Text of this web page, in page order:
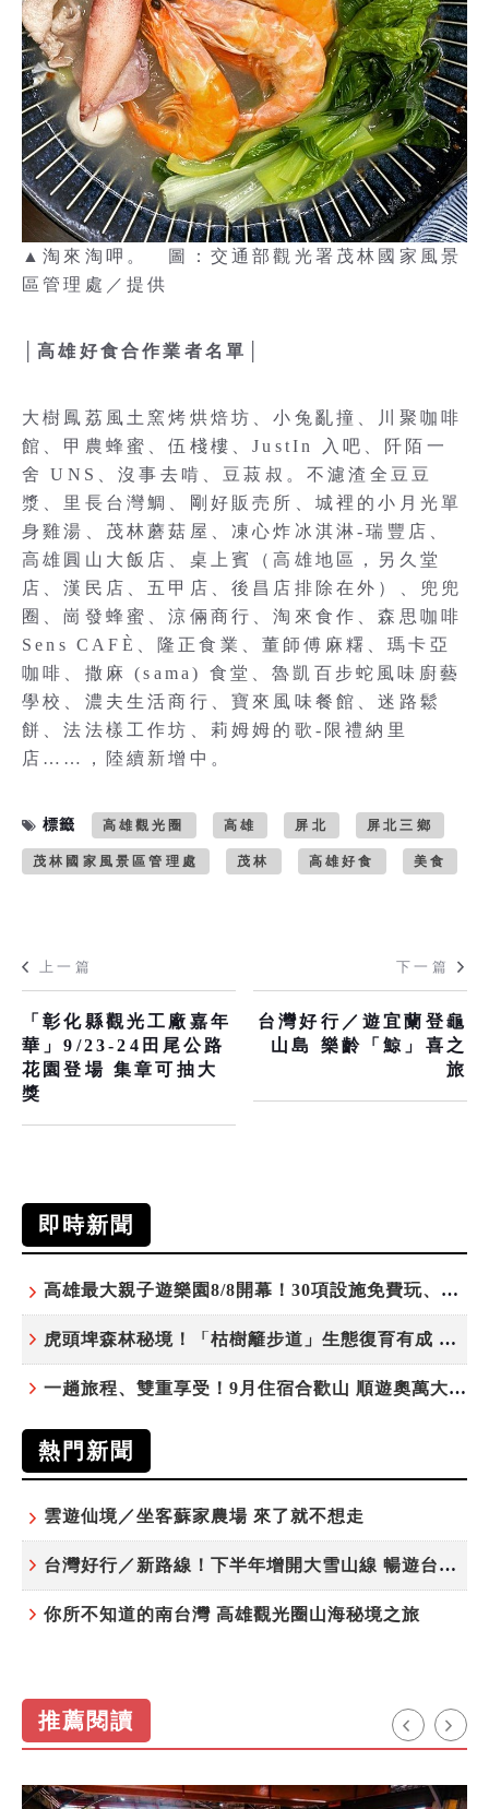
▲淘來淘呷。 圖：交通部觀光署茂林國家風景
區管理處／提供
│高雄好食合作業者名單│
大樹鳳荔風土窯烤烘焙坊、小兔亂撞、川聚咖啡
館、甲農蜂蜜、伍棧樓、JustIn 入吧、阡陌一
舍 UNS、沒事去啃、豆菽叔。不濾渣全豆豆
漿、里長台灣鯛、剛好販売所、城裡的小月光單
身雞湯、茂林蘑菇屋、凍心炸冰淇淋-瑞豐店、
高雄圓山大飯店、桌上賓（高雄地區，另久堂
店、漢民店、五甲店、後昌店排除在外）、兜兜
圈、崗發蜂蜜、涼倆商行、淘來食作、森思咖啡
Sens CAFÈ、隆正食業、董師傅麻糬、瑪卡亞
咖啡、撒麻 (sama) 食堂、魯凱百步蛇風味廚藝
學校、濃夫生活商行、寶來風味餐館、迷路鬆
餅、法法樣工作坊、莉姆姆的歌-限禮納里
店……，陸續新增中。
標籤 高雄觀光圈 高雄 屏北 屏北三鄉
茂林國家風景區管理處 茂林 高雄好食 美食
上一篇
「彰化縣觀光工廠嘉年
華」9/23-24田尾公路
花園登場 集章可抽大
獎
下一篇
台灣好行／遊宜蘭登龜
山島 樂齡「鯨」喜之
旅
即時新聞
高雄最大親子遊樂園8/8開幕！30項設施免費玩、YOYO家族嗨翻暑假
虎頭埤森林秘境！「枯樹籬步道」生態復育有成 走進大自然生命教室
一趟旅程、雙重享受！9月住宿合歡山 順遊奧萬大10元優惠入園
熱門新聞
雲遊仙境／坐客蘇家農場 來了就不想走
台灣好行／新路線！下半年增開大雪山線 暢遊台中更便利
你所不知道的南台灣 高雄觀光圈山海秘境之旅
推薦閱讀